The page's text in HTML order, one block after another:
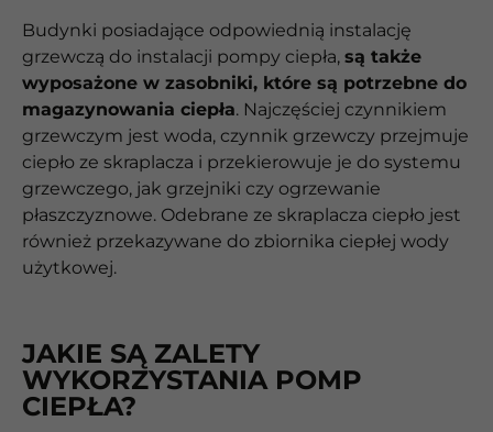
Budynki posiadające odpowiednią instalację
grzewczą do instalacji pompy ciepła, są także
wyposażone w zasobniki, które są potrzebne do
magazynowania ciepła. Najczęściej czynnikiem
grzewczym jest woda, czynnik grzewczy przejmuje
ciepło ze skraplacza i przekierowuje je do systemu
grzewczego, jak grzejniki czy ogrzewanie
płaszczyznowe. Odebrane ze skraplacza ciepło jest
również przekazywane do zbiornika ciepłej wody
użytkowej.
JAKIE SĄ ZALETY
WYKORZYSTANIA POMP
CIEPŁA?